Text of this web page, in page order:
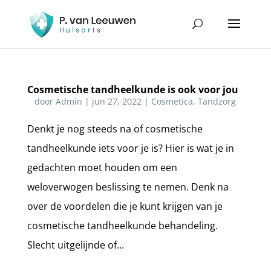
Cosmetische tandheelkunde is ook voor jou
doorAdmin | jun 27, 2022 | Cosmetica,Tandzorg
Denkt je nog steeds na of cosmetische
tandheelkunde iets voor je is? Hier is wat je in
gedachten moet houden om een
weloverwogen beslissing te nemen. Denk na
over de voordelen die je kunt krijgen van je
cosmetische tandheelkunde behandeling.
Slecht uitgelijnde of...